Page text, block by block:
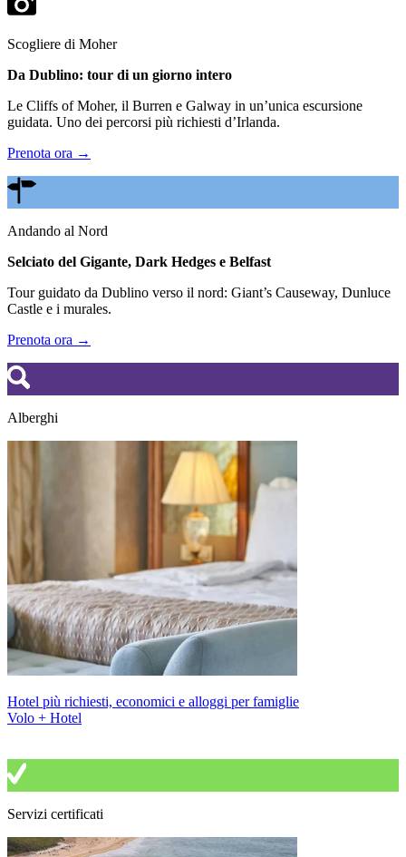
Scogliere di Moher
Da Dublino: tour di un giorno intero
Le Cliffs of Moher, il Burren e Galway in un’unica escursione
guidata. Uno dei percorsi più richiesti d’Irlanda.
Prenota ora →
Andando al Nord
Selciato del Gigante, Dark Hedges e Belfast
Tour guidato da Dublino verso il nord: Giant’s Causeway, Dunluce
Castle e i murales.
Prenota ora →
Alberghi
Hotel più richiesti, economici e alloggi per famiglie
Volo + Hotel
Servizi certificati